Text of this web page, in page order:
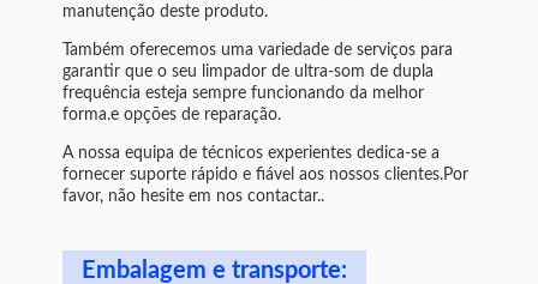
manutenção deste produto.
Também oferecemos uma variedade de serviços para
garantir que o seu limpador de ultra-som de dupla
frequência esteja sempre funcionando da melhor
forma.e opções de reparação.
A nossa equipa de técnicos experientes dedica-se a
fornecer suporte rápido e fiável aos nossos clientes.Por
favor, não hesite em nos contactar..
Embalagem e transporte: